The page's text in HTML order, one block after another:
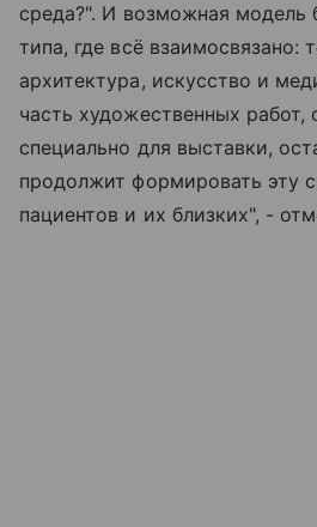
среда?". И возможная модель
типа, где всё взаимосвязано:
архитектура, искусство и
часть художественных работ,
специально для выставки,
продолжит формировать эту
пациентов и их близких", -